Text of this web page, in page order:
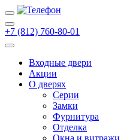
+7 (812) 760-80-01
Входные двери
Акции
О дверях
Cерии
Замки
Фурнитура
Отделка
Окна и витражи